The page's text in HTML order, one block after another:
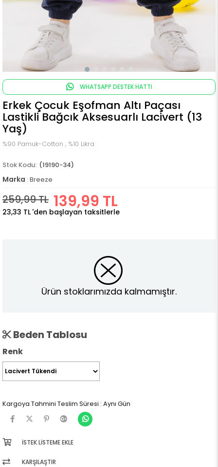
WHATSAPP DESTEK HATTI
Erkek Çocuk Eşofman Altı Paçası
Lastikli Bağcık Aksesuarlı Lacivert (13
Yaş)
%90 Pamuk-Cotton , %10 Likra
(19190-34)
Marka : Breeze
259,99 TL 139,99 TL
23,33 TL 'den başlayan taksitlerle
Ürün stoklarımızda kalmamıştır.
Beden Tablosu
Renk
Kargoya Tahmini Teslim Süresi : Aynı Gün
İSTEK LISTEME EKLE
KARŞILAŞTIR